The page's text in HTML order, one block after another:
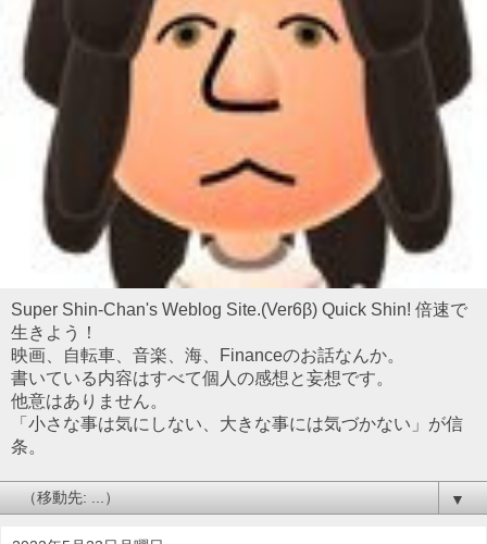
Super Shin-Chan's Weblog Site.(Ver6β) Quick Shin! 倍速で
生きよう！
映画、自転車、音楽、海、Financeのお話なんか。
書いている内容はすべて個人の感想と妄想です。
他意はありません。
「小さな事は気にしない、大きな事には気づかない」が信
条。
▼